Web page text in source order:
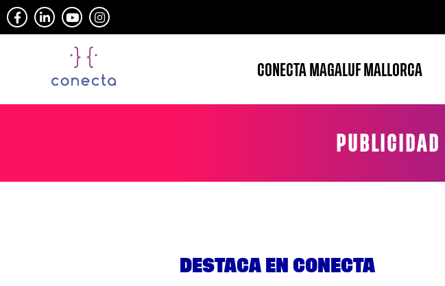
CONECTA MAGALUF MALLORCA
DESTACA EN CONECTA